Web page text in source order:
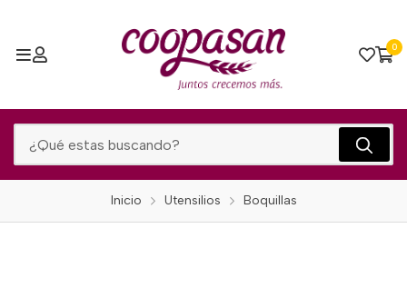
0
Inicio Utensilios Boquillas